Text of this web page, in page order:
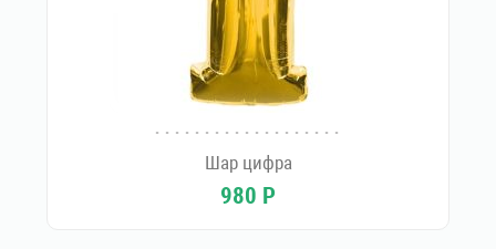
Шар цифра
980 Р